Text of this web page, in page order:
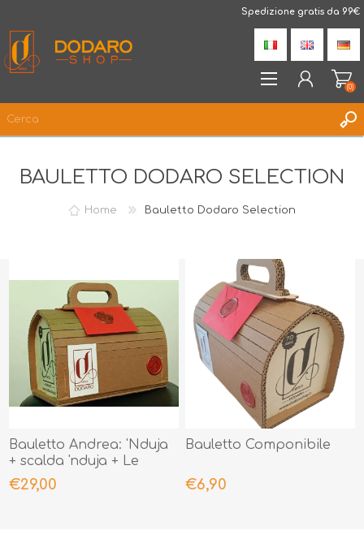
Spedizione gratis da 99€
ACCESSO
(0)
BAULETTO DODARO SELECTION
Home Bauletto Dodaro Selection
Bauletto Andrea: 'Nduja
+ scalda 'nduja + Le
Creme Peperoncino
Piccante + biglietto
€29,00
Bauletto Componibile
€6,90